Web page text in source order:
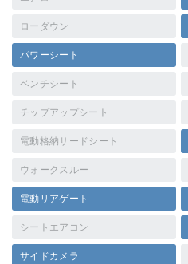
ローダウン
パワーシート
ベンチシート
チップアップシート
電動格納サードシート
ウォークスルー
電動リアゲート
シートエアコン
サイドカメラ